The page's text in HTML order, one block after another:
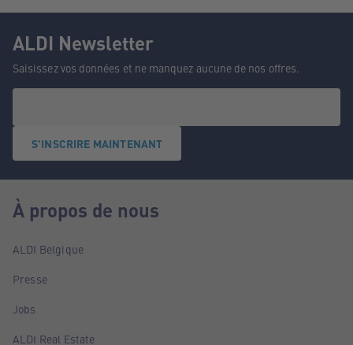
ALDI Newsletter
Saisissez vos données et ne manquez aucune de nos offres.
S'INSCRIRE MAINTENANT
À propos de nous
ALDI Belgique
Presse
Jobs
ALDI Real Estate